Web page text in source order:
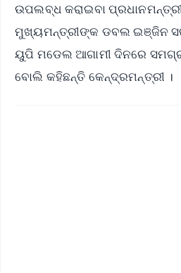
ଉପଲବ୍ଧ କରାଇବା
ମୁଖ୍ୟମନ୍ତ୍ରୀଙ୍କ ଡବଲ ଇଞ୍ଜିନ
ୟୁପି ମଡେଲ ଆଗାମୀ ଦିନରେ
ବୋଲି କହିଛନ୍ତି କେନ୍ଦ୍ରମନ୍ତ୍ରୀ ।